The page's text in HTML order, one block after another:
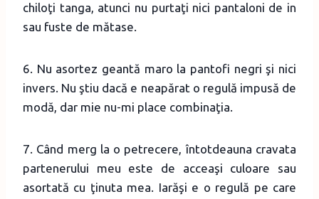
chiloţi tanga, atunci nu purtaţi nici pantaloni de in
sau fuste de mătase.
6. Nu asortez geantă maro la pantofi negri şi nici
invers. Nu ştiu dacă e neapărat o regulă impusă de
modă, dar mie nu-mi place combinaţia.
7. Când merg la o petrecere, întotdeauna cravata
partenerului meu este de acceaşi culoare sau
asortată cu ţinuta mea. Iarăşi e o regulă pe care